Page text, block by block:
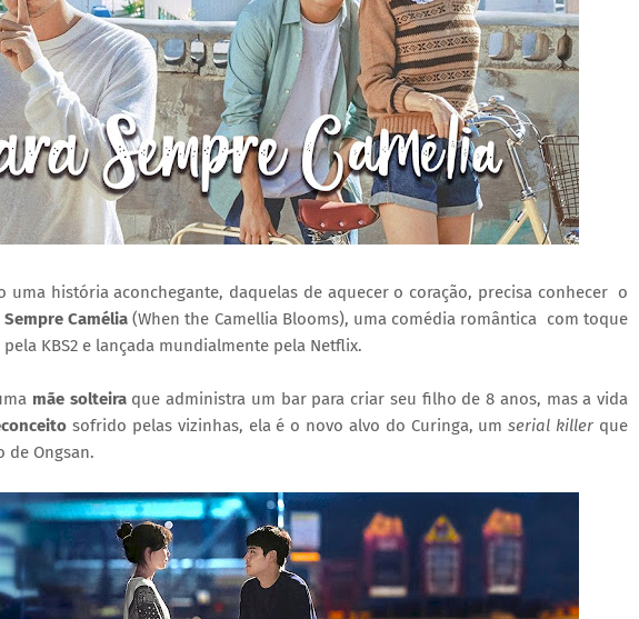
uma história aconchegante, daquelas de aquecer o coração, precisa conhecer o
Sempre Camélia(When the Camellia Blooms), uma comédia romântica com toque
KBS2 e lançada mundialmente pela Netflix.
mãe solteiraque administra um bar para criar seu filho de 8 anos, mas a vida
sofrido pelas vizinhas, ela é o novo alvo do Curinga, umserial killer que
de Ongsan.